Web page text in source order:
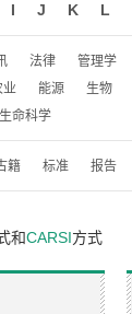
I J K L
法律 管理学
业 能源 生物
生命科学
籍 标准 报告
和CARSI方式